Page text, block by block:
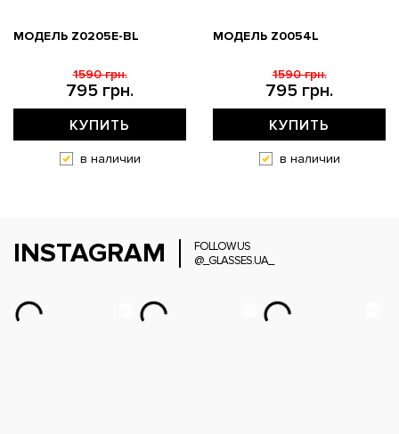
МОДЕЛЬ Z0205E-BL
795 грн.
1590 грн.
КУПИТЬ
в наличии
МОДЕЛЬ Z0054L
795 грн.
1590 грн.
КУПИТЬ
в наличии
INSTAGRAM
FOLLOW US
@_GLASSES.UA_